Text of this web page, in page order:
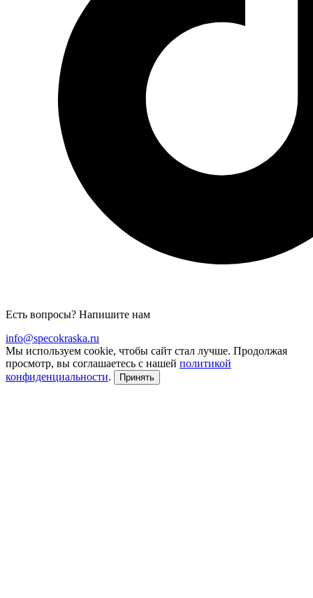
Есть вопросы? Напишите нам
info@specokraska.ru
Мы используем cookie, чтобы сайт стал лучше. Продолжая
просмотр, вы соглашаетесь с нашей политикой
конфиденциальности. Принять